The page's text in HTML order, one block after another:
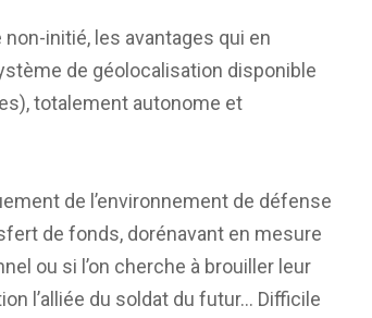
initié, les avantages qui en
de géolocalisation disponible
totalement autonome et
de l’environnement de défense
de fonds, dorénavant en mesure
ou si l’on cherche à brouiller leur
l’alliée du soldat du futur… Difficile